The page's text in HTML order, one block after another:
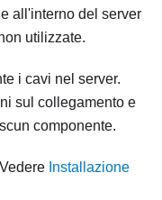
all'interno del server
utilizzate.
i cavi nel server.
sul collegamento e
componente.
Installazione